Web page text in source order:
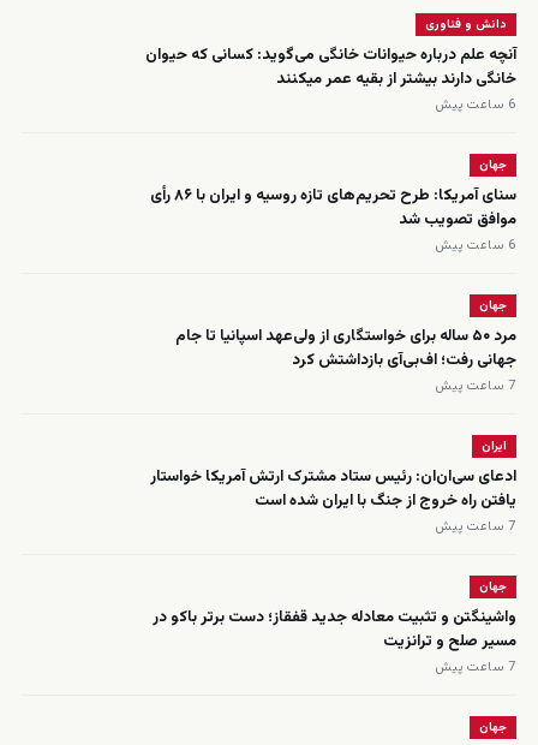
دانش و فناوری
آنچه علم درباره حیوانات خانگی می‌گوید: کسانی که حیوان
خانگی دارند بیشتر از بقیه عمر میکنند
6 ساعت پیش
جهان
سنای آمریکا: طرح تحریم‌های تازه روسیه و ایران با ۸۶ رأی
موافق تصویب شد
6 ساعت پیش
جهان
مرد ۵۰ ساله برای خواستگاری از ولی‌عهد اسپانیا تا جام
جهانی رفت؛ اف‌بی‌آی بازداشتش کرد
7 ساعت پیش
ایران
ادعای سی‌ان‌ان: رئیس ستاد مشترک ارتش آمریکا خواستار
یافتن راه خروج از جنگ با ایران شده است
7 ساعت پیش
جهان
واشینگتن و تثبیت معادله جدید قفقاز؛ دست برتر باکو در
مسیر صلح و ترانزیت
7 ساعت پیش
جهان